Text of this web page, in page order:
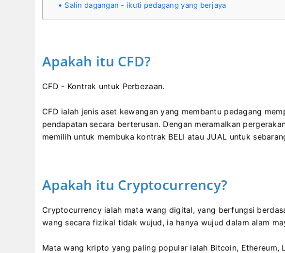
Salin dagangan - ikuti pedagang yang berjaya
Apakah itu CFD?
CFD - Kontrak untuk Perbezaan.
CFD ialah jenis aset kewangan yang membantu pedagang
pendapatan secara berterusan. Dengan meramalkan
memilih untuk membuka kontrak BELI atau JUAL untuk
Apakah itu Cryptocurrency?
Cryptocurrency ialah mata wang digital, yang berfungsi
wang secara fizikal tidak wujud, ia hanya wujud dalam alam
Mata wang kripto yang paling popular ialah Bitcoin, Ethereum,